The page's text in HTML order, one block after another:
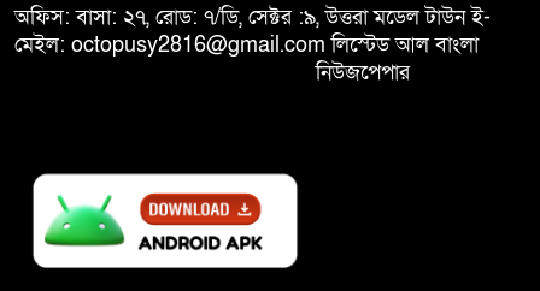
বিজয় দিবসে দীঘিনালায় জামায়াতে
ইসলামীর বর্ণাঢ্য র‍্যালি
অফিস: বাসা: ২৭, রোড: ৭/ডি, সেক্টর :৯, উত্তরা মডেল টাউন ই-
মেইল: octopusy2816@gmail.comলিস্টেড আল বাংলা
নিউজপেপার